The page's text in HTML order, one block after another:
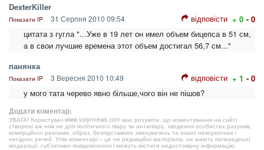
DexterKiller
Показати IP 31 Серпня 2010 09:54 відповісти + 0 - 0
цитата з гугла "...Уже в 19 лет он имел объем бицепса в 51 см,
а в свои лучшие времена этот объем достигал 56,7 см..."
панянка
Показати IP 3 Вересня 2010 10:49 відповісти + 1 - 0
у мого тата черево явно більше,чого він не пішов?
Додати коментар:
УВАГА! Користувач www.volynnews.com має розуміти, що коментування на сайті
створені аж ніяк не для політичного піару чи антипіару, зведення особистих рахунків,
комерційної реклами, образ, безпідставних звинувачень та інших некоректних і
негідних речей. Утім коментарі – це не редакційні матеріали, не мають попередньої
модерації, суб’єктивні повідомлення і можуть містити недостовірну інформацію.